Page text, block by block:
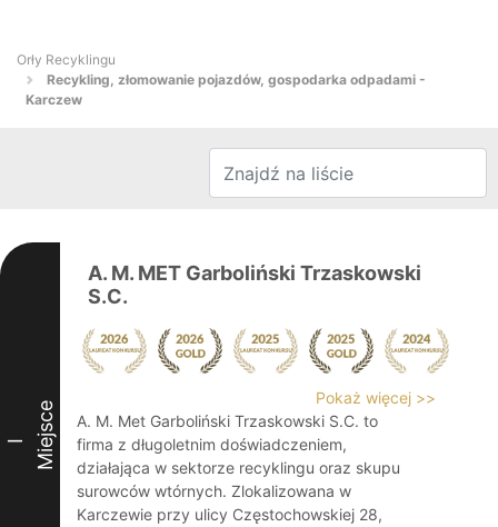
Orły Recyklingu
Recykling, złomowanie pojazdów, gospodarka odpadami -
Karczew
I Miejsce
A. M. MET Garboliński Trzaskowski
S.C.
Pokaż więcej >>
A. M. Met Garboliński Trzaskowski S.C. to
firma z długoletnim doświadczeniem,
działająca w sektorze recyklingu oraz skupu
surowców wtórnych. Zlokalizowana w
Karczewie przy ulicy Częstochowskiej 28,